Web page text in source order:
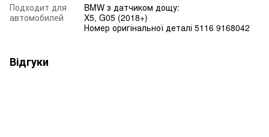
Подходит для
автомобилей
BMW з датчиком дощу:
X5, G05 (2018+)
Номер оригінальної деталі 5116 9168042
Відгуки